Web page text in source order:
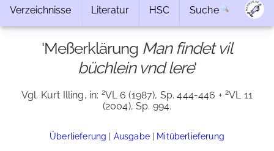
Verzeichnisse Literatur HSC Suche
'Meßerklärung Man findet vil
büchlein vnd lere'
Vgl. Kurt Illing, in: 2VL 6 (1987), Sp. 444-446 +2VL 11
(2004), Sp. 994.
Überlieferung | Ausgabe| Mitüberlieferung